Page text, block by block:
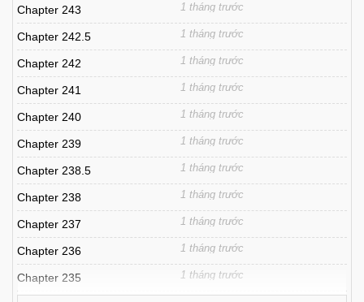
Chapter 243 1 tháng trước
Chapter 242.5 1 tháng trước
Chapter 242 1 tháng trước
Chapter 241 1 tháng trước
Chapter 240 1 tháng trước
Chapter 239 1 tháng trước
Chapter 238.5 1 tháng trước
Chapter 238 1 tháng trước
Chapter 237 1 tháng trước
Chapter 236 1 tháng trước
Chapter 235 1 tháng trước